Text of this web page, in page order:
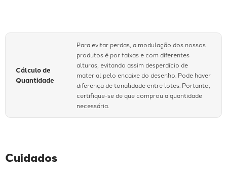
Cálculo de
Quantidade
Para evitar perdas, a modulação dos nossos
produtos é por faixas e com diferentes
alturas, evitando assim desperdício de
material pelo encaixe do desenho. Pode haver
diferença de tonalidade entre lotes. Portanto,
certifique-se de que comprou a quantidade
necessária.
Cuidados